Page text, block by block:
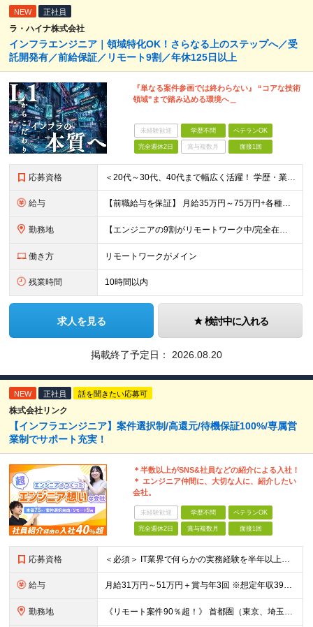
NEW 正社員
ラ・ハイナ株式会社
インフラエンジニア｜領域特化OK！さらなる上のステップへ／受
託開発有／前給保証／リモート9割／年休125日以上
『単なる案件参画では終わらない』 “コアな技術
領域”まで踏み込める環境へ＿
未経験歓迎 学歴不問 ベテランOK
完全週休2日 賞与複数月 面接1回
応募資格 ＜20代～30代、40代まで幅広く活躍！ 学歴・業界・領域不問＞ インフラエンジニアとして下記いずれかの経験がある方 ■設計・構築の経験（サーバ、ネットワーク、クラウド、セキュリティ、データベース）
給与 【前職給与を保証】 月給35万円～75万円+各種手当+決算賞与 ★資格手当や資格取得報奨金、役職手当など待遇、福利厚生が充実！ ★1年で年収100万円以上アップした社員も在籍！ ※経験・スキルを考
勤務地 【エンジニアの9割がリモートワーク中/完全在宅ワークで働くメンバーも◎】 現在、エンジニアの約9割がリモートワークを実施。 そのうち約3割がフルリモートで勤務しており、地方在住のメンバーも活躍していま
働き方 リモートワークがメイン
残業時間 10時間以内
求人を見る 検討中に入れる
掲載終了予定日： 2026.08.20
NEW 正社員 話を聞きたい応募可
株式会社リンク
【インフラエンジニア】案件選択制/高還元/待機保証100%/専属営
業制でサポート充実！
＊半数以上がSNS&社員などの紹介による入社！
＊ エンジニア仲間に、大切な人に、紹介したい
会社。
未経験歓迎 学歴不問 ベテランOK
完全週休2日 賞与複数月 面接1回
応募資格 ＜必須＞ IT業界で何らかの実務経験を半年以上お持ちの方（使用言語不問） ＜こんなご希望があれば、ぜひ当社にご相談ください＞ ◎ スキルや成果にしっかり見合った給与を受け取りたい ◎ 残業を
給与 月給31万円～51万円＋賞与年3回 ※想定年収394万円～1,032万円 ★年間300万円の賞与実績あり ★平均昇給額3万円 ★エンジニアへの還元率75％（実質78.9%） ※経験・能力を考慮し
勤務地 《リモート案件90％超！》 首都圏（東京、埼玉、千葉、神奈川）、大阪、名古屋、福岡のプロジェクト先やリモートでの勤務となります。 ※面接から入社まで全てオンラインで完結できます！ ※帰社日自